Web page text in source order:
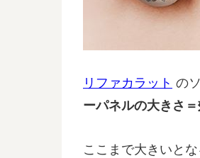
リファカラット の
ーパネルの大きさ＝
ここまで大きいと